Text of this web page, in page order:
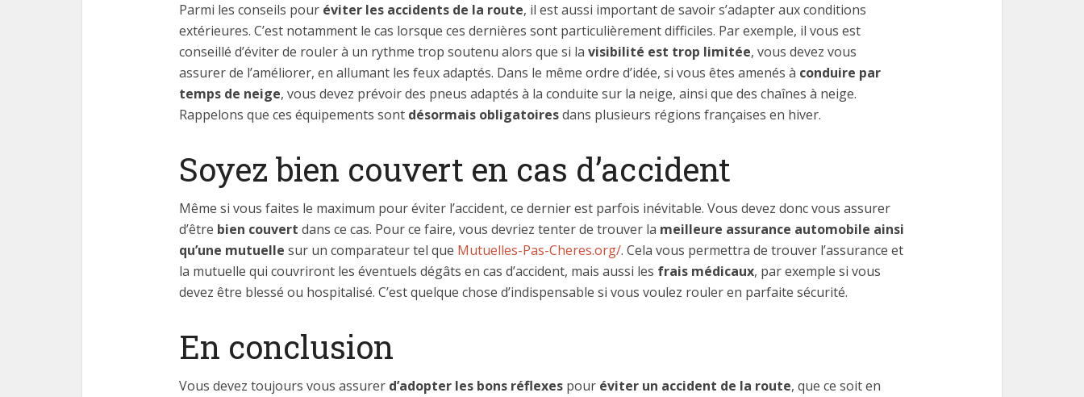
Parmi les conseils pour éviter les accidents de la route, il est aussi important de savoir s’adapter aux conditions
extérieures. C’est notamment le cas lorsque ces dernières sont particulièrement difficiles. Par exemple, il vous est
conseillé d’éviter de rouler à un rythme trop soutenu alors que si la visibilité est trop limitée, vous devez vous
assurer de l’améliorer, en allumant les feux adaptés. Dans le même ordre d’idée, si vous êtes amenés à conduire par
temps de neige, vous devez prévoir des pneus adaptés à la conduite sur la neige, ainsi que des chaînes à neige.
Rappelons que ces équipements sont désormais obligatoiresdans plusieurs régions françaises en hiver.
Soyez bien couvert en cas d’accident
Même si vous faites le maximum pour éviter l’accident, ce dernier est parfois inévitable. Vous devez donc vous assurer
d’être bien couvert dans ce cas. Pour ce faire, vous devriez tenter de trouver la meilleure assurance automobile ainsi
qu’une mutuelle sur un comparateur tel que Mutuelles-Pas-Cheres.org/. Cela vous permettra de trouver l’assurance et
la mutuelle qui couvriront les éventuels dégâts en cas d’accident, mais aussi les frais médicaux, par exemple si vous
devez être blessé ou hospitalisé. C’est quelque chose d’indispensable si vous voulez rouler en parfaite sécurité.
En conclusion
Vous devez toujours vous assurer d’adopter les bons réflexes pour éviter un accident de la route, que ce soit en